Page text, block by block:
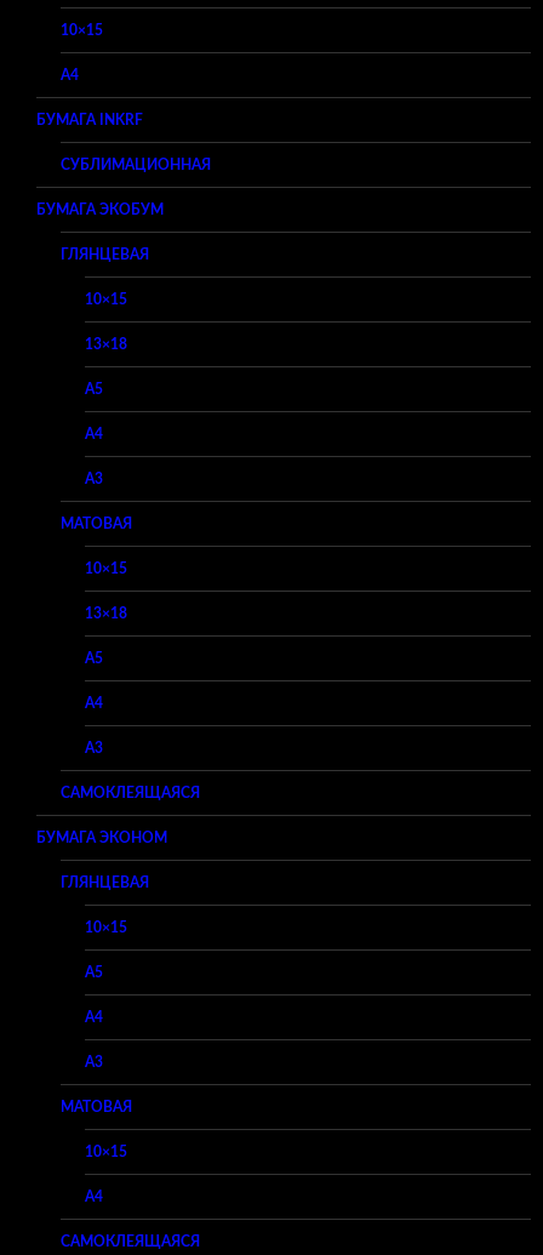
10×15
A4
БУМАГА INKRF
СУБЛИМАЦИОННАЯ
БУМАГА ЭКОБУМ
ГЛЯНЦЕВАЯ
10×15
13×18
A5
A4
A3
МАТОВАЯ
10×15
13×18
A5
A4
A3
САМОКЛЕЯЩАЯСЯ
БУМАГА ЭКОНОМ
ГЛЯНЦЕВАЯ
10×15
A5
A4
A3
МАТОВАЯ
10×15
A4
САМОКЛЕЯЩАЯСЯ